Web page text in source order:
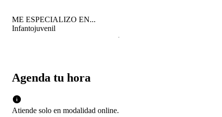
Agenda tu hora
Atiende solo en modalidad online.
ME ESPECIALIZO EN...
Infantojuvenil